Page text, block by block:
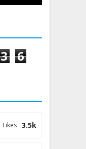
3 6
3.5k
Likes